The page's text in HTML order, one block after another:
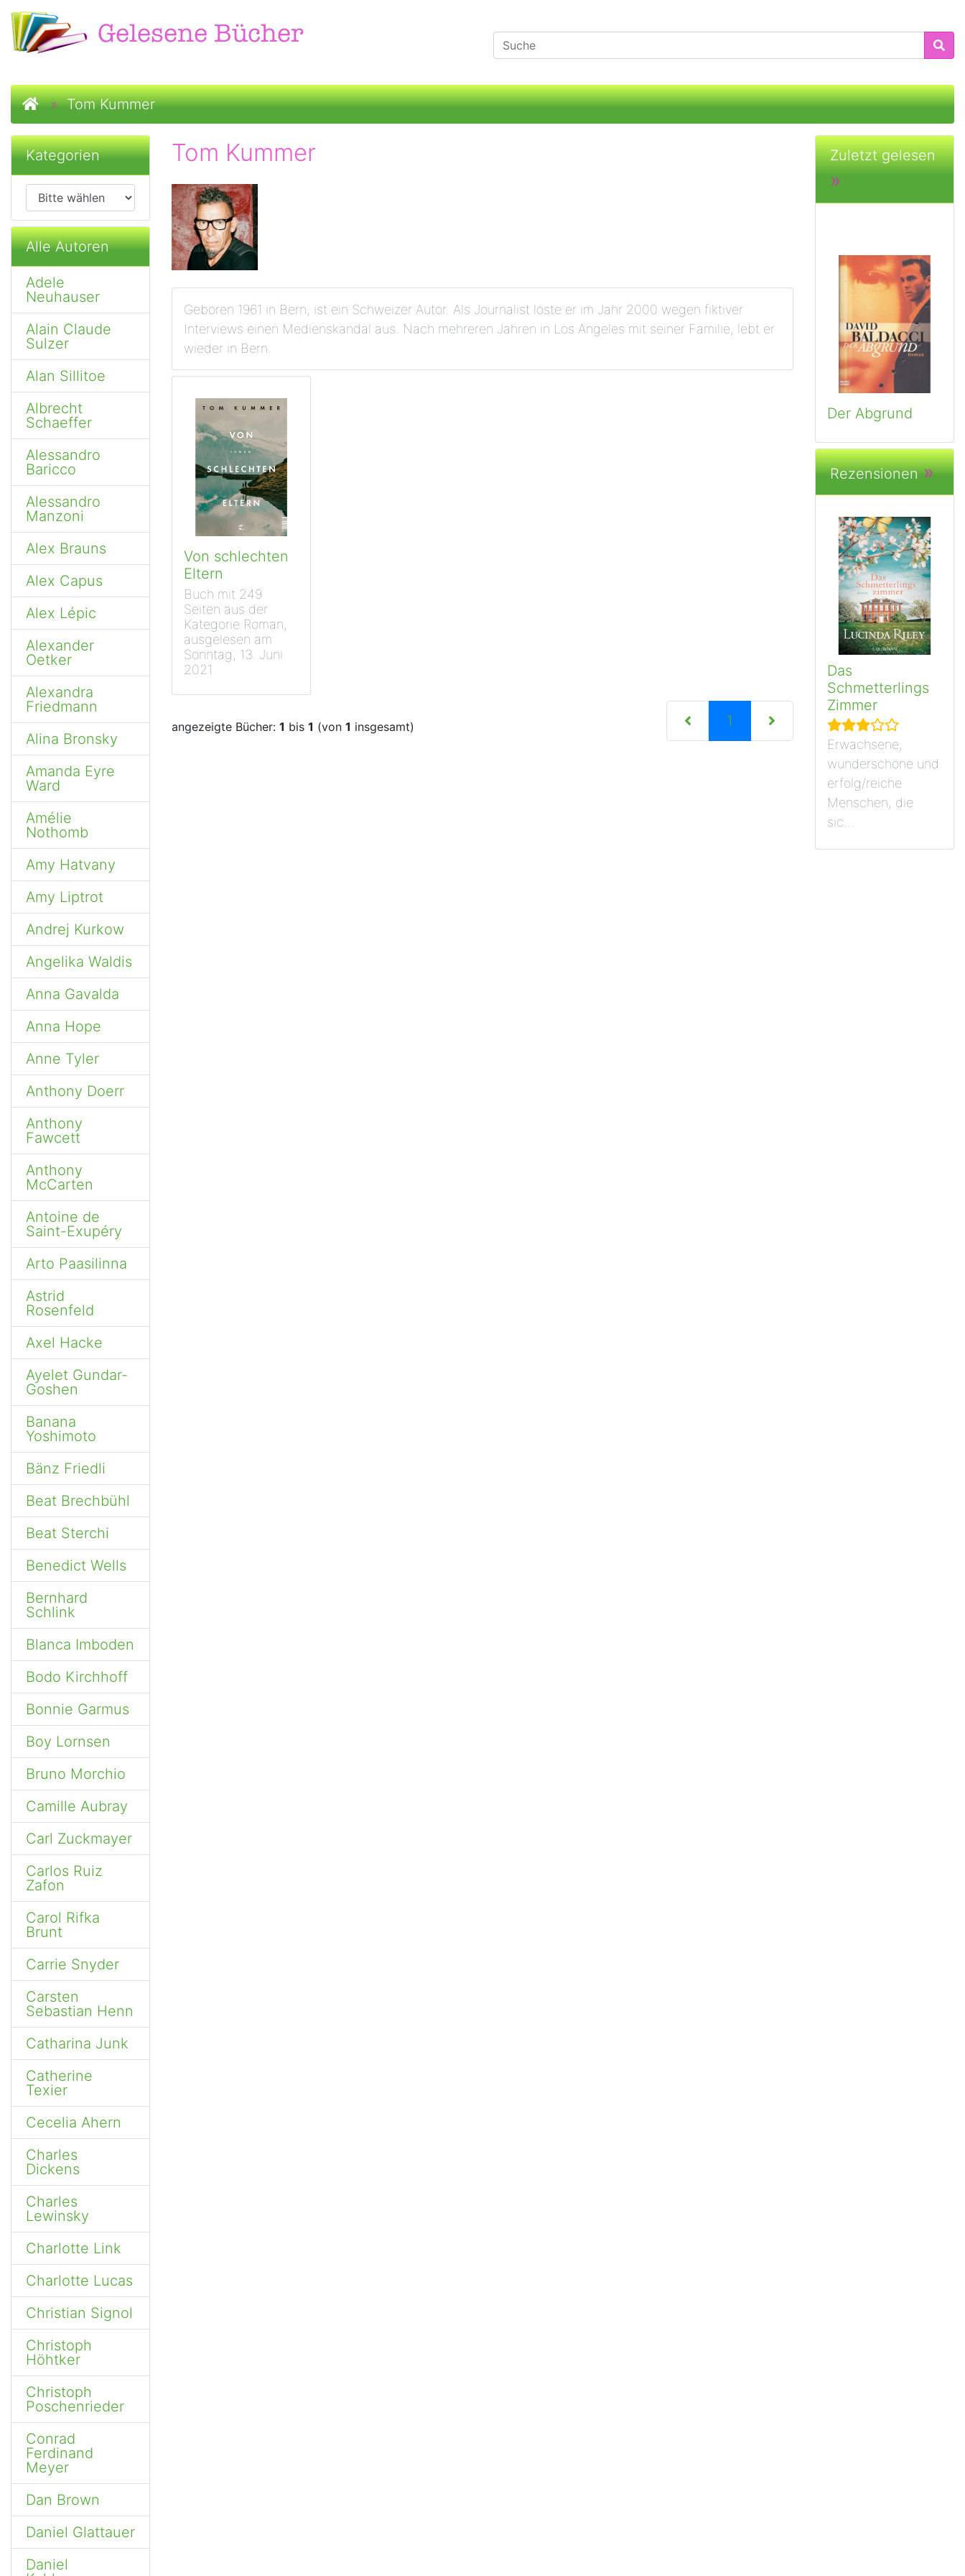
Startseite
»Tom Kummer
Tom Kummer
Geboren 1961 in Bern, ist ein Schweizer Autor. Als Journalist löste er im Jahr 2000 wegen fiktiver
Interviews einen Medienskandal aus. Nach mehreren Jahren in Los Angeles mit seiner Familie, lebt er
wieder in Bern.
Von schlechten
Eltern
Buch mit 249
Seiten aus der
Kategorie Roman,
ausgelesen am
Sonntag, 13. Juni
2021
angezeigte Bücher: 1 bis 1 (von 1 insgesamt) 1 (current)
Kategorien
Alle Autoren
Adele
Neuhauser
Alain Claude
Sulzer
Alan Sillitoe
Albrecht
Schaeffer
Alessandro
Baricco
Alessandro
Manzoni
Alex Brauns
Alex Capus
Alex Lépic
Alexander
Oetker
Alexandra
Friedmann
Alina Bronsky
Amanda Eyre
Ward
Amélie
Nothomb
Amy Hatvany
Amy Liptrot
Andrej Kurkow
Angelika Waldis
Anna Gavalda
Anna Hope
Anne Tyler
Anthony Doerr
Anthony
Fawcett
Anthony
McCarten
Antoine de
Saint-Exupéry
Arto Paasilinna
Astrid
Rosenfeld
Axel Hacke
Ayelet Gundar-
Goshen
Banana
Yoshimoto
Bänz Friedli
Beat Brechbühl
Beat Sterchi
Benedict Wells
Bernhard
Schlink
Blanca Imboden
Bodo Kirchhoff
Bonnie Garmus
Boy Lornsen
Bruno Morchio
Camille Aubray
Carl Zuckmayer
Carlos Ruiz
Zafon
Carol Rifka
Brunt
Carrie Snyder
Carsten
Sebastian Henn
Catharina Junk
Catherine
Texier
Cecelia Ahern
Charles
Dickens
Charles
Lewinsky
Charlotte Link
Charlotte Lucas
Christian Signol
Christoph
Höhtker
Christoph
Poschenrieder
Conrad
Ferdinand
Meyer
Dan Brown
Daniel Glattauer
Daniel
Zuletzt gelesen
»
Der Abgrund
Rezensionen»
Das
Schmetterlings
Zimmer
Erwachsene,
wunderschöne und
erfolg/reiche
Menschen, die
sic...